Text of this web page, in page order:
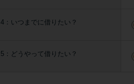
4：いつまでに借りたい？
5：どうやって借りたい？